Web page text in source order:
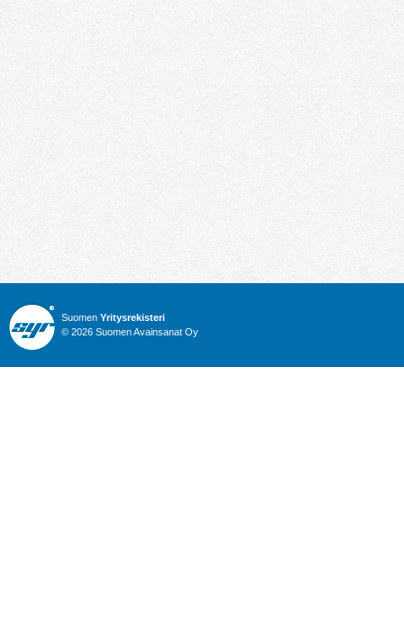
Suomen Yritysrekisteri
© 2026 Suomen Avainsanat Oy